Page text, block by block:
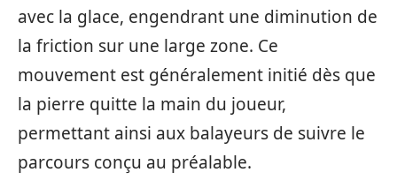
avec la glace, engendrant une diminution de
la friction sur une large zone. Ce
mouvement est généralement initié dès que
la pierre quitte la main du joueur,
permettant ainsi aux balayeurs de suivre le
parcours conçu au préalable.